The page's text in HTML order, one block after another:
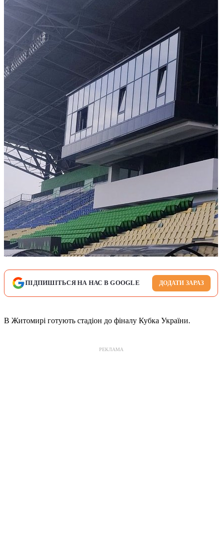
ПІДПИШІТЬСЯ НА НАС В GOOGLE ДОДАТИ ЗАРАЗ
В Житомирі готують стадіон до фіналу Кубка України.
РЕКЛАМА